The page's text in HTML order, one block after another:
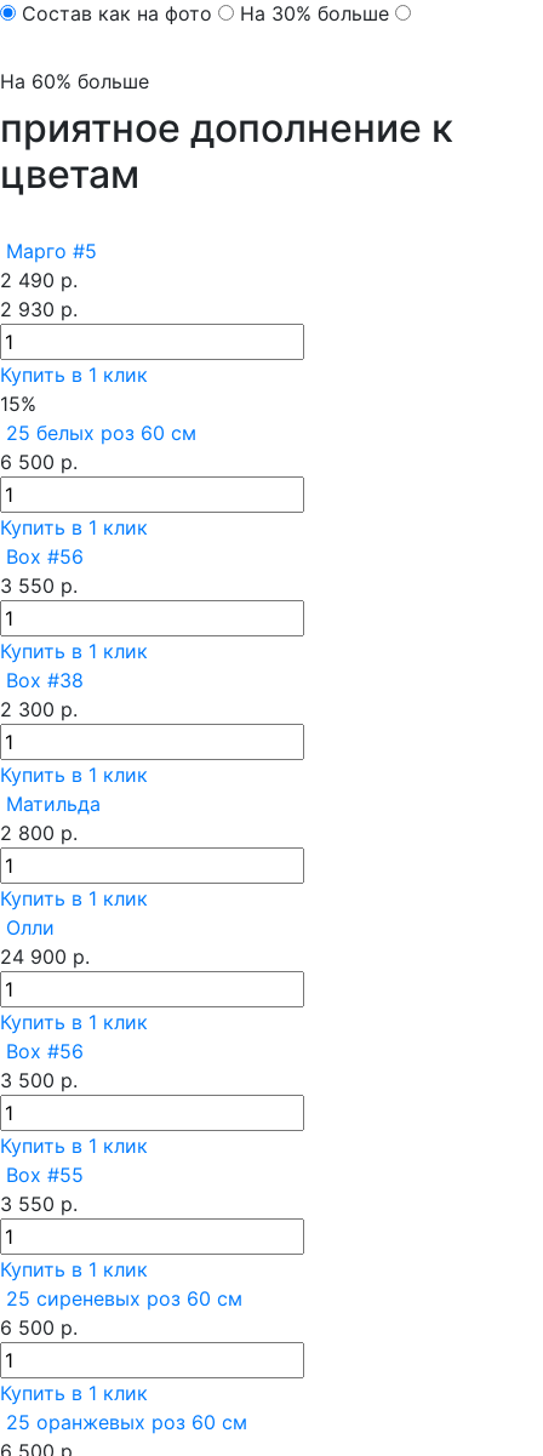
Состав как на фото На 30% больше
На 60% больше
приятное дополнение к
цветам
Марго #5
2 490 р.
2 930 р.
Купить в 1 клик
15%
25 белых роз 60 см
6 500 р.
Купить в 1 клик
Box #56
3 550 р.
Купить в 1 клик
Box #38
2 300 р.
Купить в 1 клик
Матильда
2 800 р.
Купить в 1 клик
Олли
24 900 р.
Купить в 1 клик
Box #56
3 500 р.
Купить в 1 клик
Box #55
3 550 р.
Купить в 1 клик
25 сиреневых роз 60 см
6 500 р.
Купить в 1 клик
25 оранжевых роз 60 см
6 500 р.